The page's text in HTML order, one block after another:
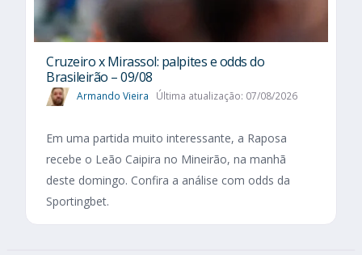
Cruzeiro x Mirassol: palpites e odds do
Brasileirão – 09/08
Armando Vieira Última atualização: 07/08/2026
Em uma partida muito interessante, a Raposa
recebe o Leão Caipira no Mineirão, na manhã
deste domingo. Confira a análise com odds da
Sportingbet.